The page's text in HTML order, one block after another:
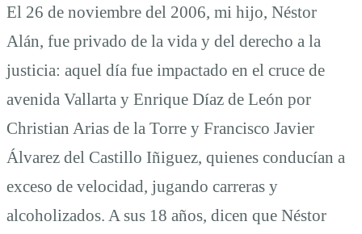
El 26 de noviembre del 2006, mi hijo, Néstor
Alán, fue privado de la vida y del derecho a la
justicia: aquel día fue impactado en el cruce de
avenida Vallarta y Enrique Díaz de León por
Christian Arias de la Torre y Francisco Javier
Álvarez del Castillo Iñiguez, quienes conducían a
exceso de velocidad, jugando carreras y
alcoholizados. A sus 18 años, dicen que Néstor